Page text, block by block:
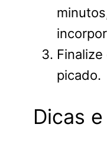
picado.
Dicas